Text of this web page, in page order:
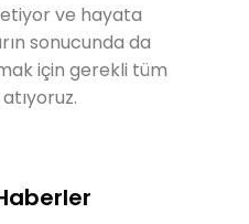
ve hayata
sonucunda da
için gerekli tüm